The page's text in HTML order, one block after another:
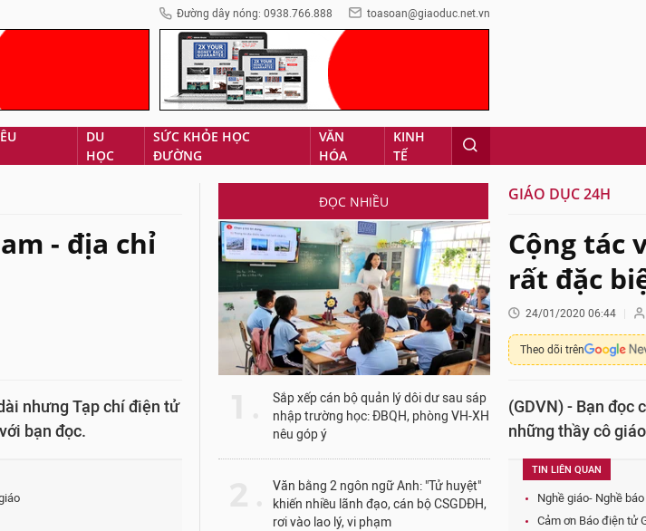
Đường dây nóng: 0938.766.888 toasoan@giaoduc.net.vn
DU
HỌC
SỨC KHỎE HỌC
ĐƯỜNG
VĂN
HÓA
KINH
TẾ
- địa chỉ
nhưng Tạp chí điện tử
bạn đọc.
ĐỌC NHIỀU
Sắp xếp cán bộ quản lý dôi dư sau sáp
nhập trường học: ĐBQH, phòng VH-XH
nêu góp ý
Văn bằng 2 ngôn ngữ Anh: "Tử huyệt"
khiến nhiều lãnh đạo, cán bộ CSGDĐH,
rơi vào lao lý, vi phạm
GIÁO DỤC 24H
Cộng tác
rất đặc
24/01/2020 06:44
Theo dõi trên
(GDVN) - Bạn đọc
những thầy cô
TIN LIÊN QUAN
Nghề giáo- Nghề báo
Cảm ơn Báo điện tử